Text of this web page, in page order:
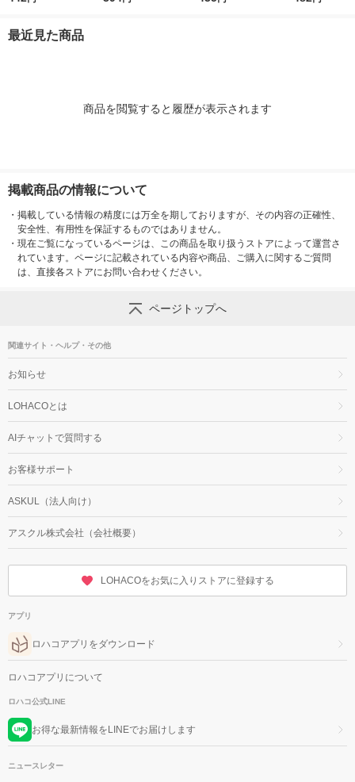
最近見た商品
商品を閲覧すると履歴が表示されます
掲載商品の情報について
・ 掲載している情報の精度には万全を期しておりますが、その内容の正確性、
安全性、有用性を保証するものではありません。
・ 現在ご覧になっているページは、この商品を取り扱うストアによって運営さ
れています。ページに記載されている内容や商品、ご購入に関するご質問
は、直接各ストアにお問い合わせください。
ページトップへ
関連サイト・ヘルプ・その他
お知らせ
LOHACOとは
AIチャットで質問する
お客様サポート
ASKUL（法人向け）
アスクル株式会社（会社概要）
LOHACOをお気に入りストアに登録する
アプリ
ロハコアプリをダウンロード
ロハコアプリについて
ロハコ公式LINE
お得な最新情報をLINEでお届けします
ニュースレター